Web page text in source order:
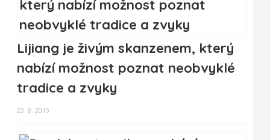
Lijiang je živým skanzenem, který
nabízí možnost poznat neobvyklé
tradice a zvyky
23. 8. 2019